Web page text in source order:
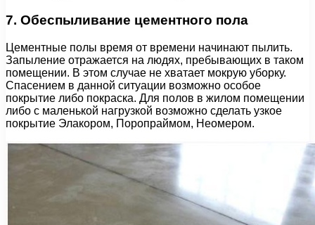
7. Обеспыливание цементного пола
Цементные полы время от времени начинают пылить.
Запыление отражается на людях, пребывающих в таком
помещении. В этом случае не хватает мокрую уборку.
Спасением в данной ситуации возможно особое
покрытие либо покраска. Для полов в жилом помещении
либо с маленькой нагрузкой возможно сделать узкое
покрытие Элакором, Поропраймом, Неомером.